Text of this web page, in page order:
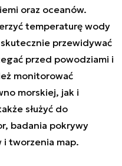
oraz oceanów.
temperaturę wody
przewidywać
przed powodziami i
monitorować
morskiej, jak i
służyć do
badania pokrywy
i tworzenia map.